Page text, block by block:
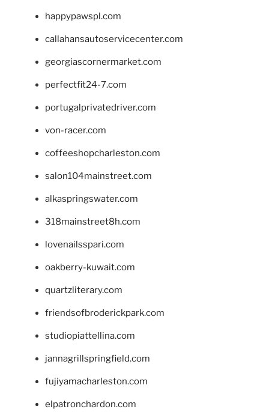
happypawspl.com
callahansautoservicecenter.com
georgiascornermarket.com
perfectfit24-7.com
portugalprivatedriver.com
von-racer.com
coffeeshopcharleston.com
salon104mainstreet.com
alkaspringswater.com
318mainstreet8h.com
lovenailsspari.com
oakberry-kuwait.com
quartzliterary.com
friendsofbroderickpark.com
studiopiattellina.com
jannagrillspringfield.com
fujiyamacharleston.com
elpatronchardon.com